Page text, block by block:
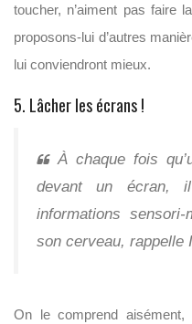
toucher, n’aiment pas faire
proposons-lui d’autres
lui conviendront mieux.
5. Lâcher les écrans !
À chaque fois
devant un écran,
informations
son cerveau, rappelle
On le comprend